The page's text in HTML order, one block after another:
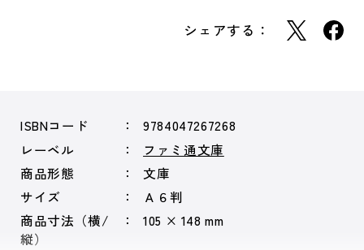
シェアする：
ISBNコード
9784047267268
レーベル
ファミ通文庫
商品形態
文庫
サイズ
Ａ６判
商品寸法（横/
縦）
105 × 148 mm